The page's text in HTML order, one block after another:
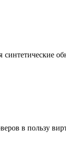
в пользу